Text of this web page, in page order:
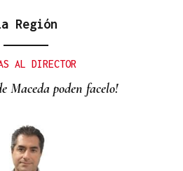
CEO de Iberdrola
personalidades en
Región
AL DIRECTOR
Maceda poden facelo!